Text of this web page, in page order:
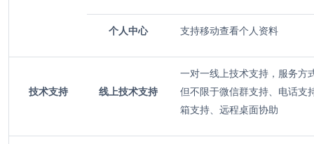
个人中心 支持移动查看个人资料
技术支持 线上技术支持
一对一线上技术支持，服务方
但不限于微信群支持、电话支
箱支持、远程桌面协助